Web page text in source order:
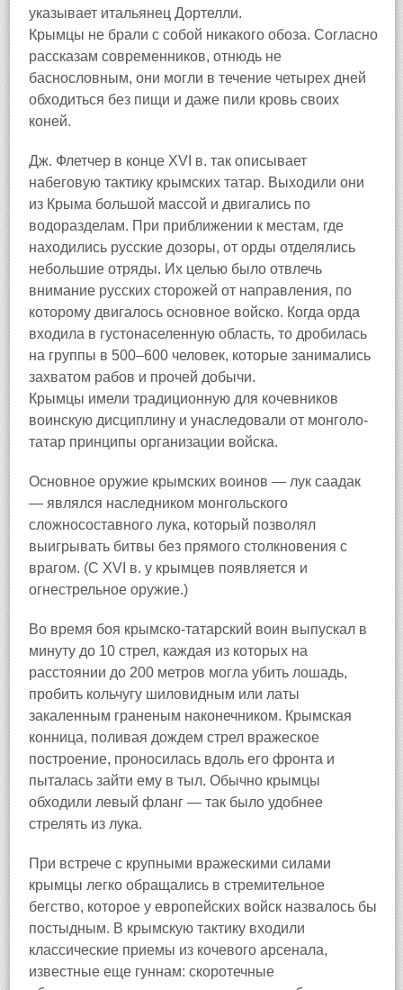
указывает итальянец Дортелли.
Крымцы не брали с собой никакого обоза. Согласно
рассказам современников, отнюдь не
баснословным, они могли в течение четырех дней
обходиться без пищи и даже пили кровь своих
коней.
Дж. Флетчер в конце XVI в. так описывает
набеговую тактику крымских татар. Выходили они
из Крыма большой массой и двигались по
водоразделам. При приближении к местам, где
находились русские дозоры, от орды отделялись
небольшие отряды. Их целью было отвлечь
внимание русских сторожей от направления, по
которому двигалось основное войско. Когда орда
входила в густонаселенную область, то дробилась
на группы в 500–600 человек, которые занимались
захватом рабов и прочей добычи.
Крымцы имели традиционную для кочевников
воинскую дисциплину и унаследовали от монголо-
татар принципы организации войска.
Основное оружие крымских воинов — лук саадак
— являлся наследником монгольского
сложносоставного лука, который позволял
выигрывать битвы без прямого столкновения с
врагом. (С XVI в. у крымцев появляется и
огнестрельное оружие.)
Во время боя крымско-татарский воин выпускал в
минуту до 10 стрел, каждая из которых на
расстоянии до 200 метров могла убить лошадь,
пробить кольчугу шиловидным или латы
закаленным граненым наконечником. Крымская
конница, поливая дождем стрел вражеское
построение, проносилась вдоль его фронта и
пыталась зайти ему в тыл. Обычно крымцы
обходили левый фланг — так было удобнее
стрелять из лука.
При встрече с крупными вражескими силами
крымцы легко обращались в стремительное
бегство, которое у европейских войск назвалось бы
постыдным. В крымскую тактику входили
классические приемы из кочевого арсенала,
известные еще гуннам: скоротечные